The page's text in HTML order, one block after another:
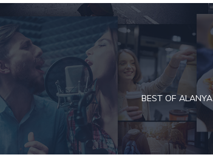
BEST OF ALANYA